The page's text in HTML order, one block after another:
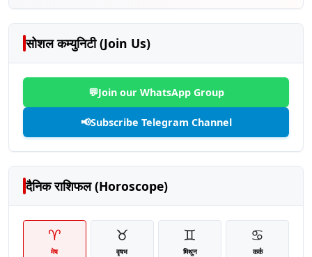
सोशल कम्युनिटी (Join Us)
💬Join our WhatsApp Group
📢Subscribe Telegram Channel
दैनिक राशिफल (Horoscope)
♈
मेष
♉
वृषभ
♊
मिथुन
♋
कर्क